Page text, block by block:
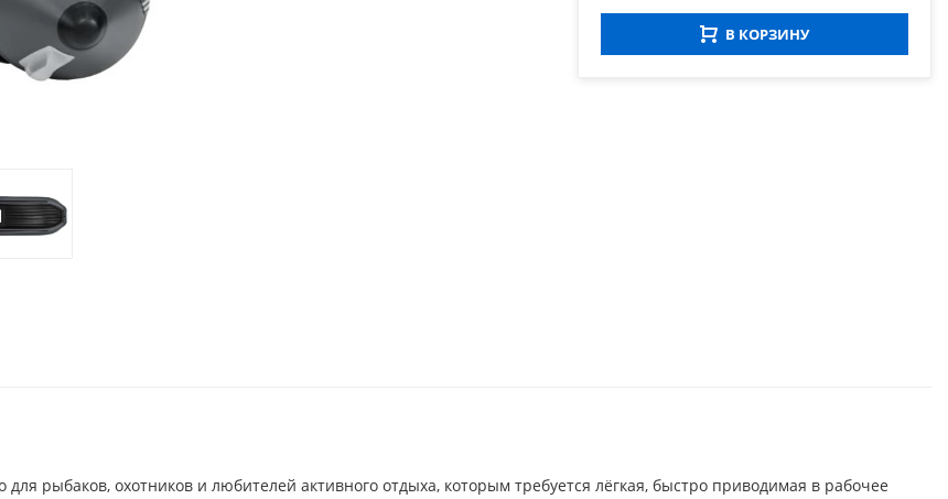
В КОРЗИНУ
рыбаков, охотников и любителей активного отдыха, которым требуется лёгкая, быстро приводимая в рабочее